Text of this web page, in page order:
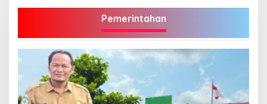
Pemerintahan